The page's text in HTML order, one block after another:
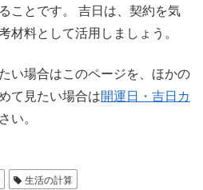
ことです。 吉日は、契約を気
材料として活用しましょう。
い場合はこのページを、ほかの
て見たい場合は開運日・吉日カ
い。
生活の計算